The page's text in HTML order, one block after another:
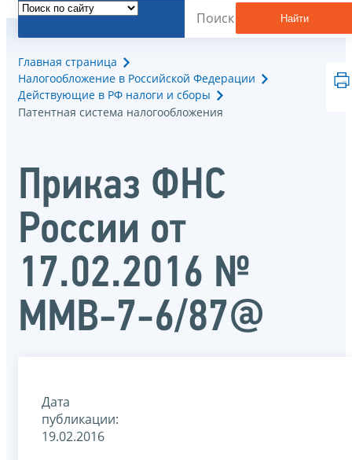
Найти
Главная страница
Налогообложение в Российской Федерации
Действующие в РФ налоги и сборы
Патентная система налогообложения
Приказ ФНС
России от
17.02.2016 №
ММВ-7-6/87@
Дата
публикации:
19.02.2016